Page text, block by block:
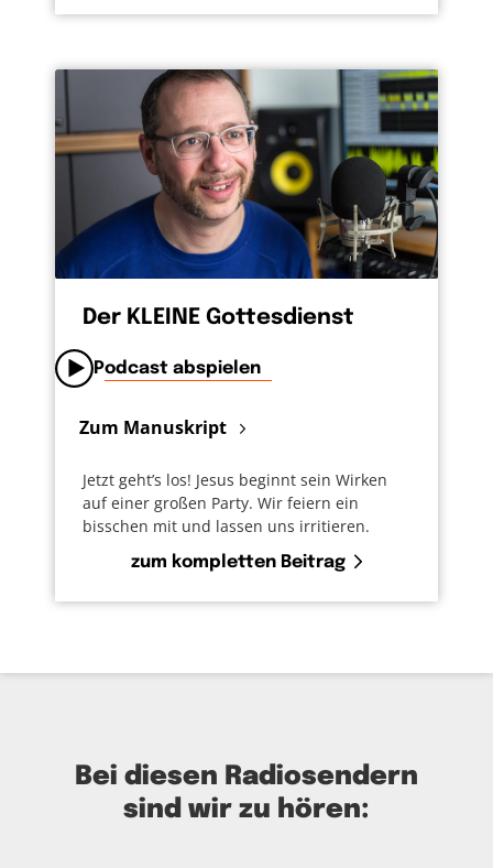
Der KLEINE Gottesdienst
Podcast abspielen
Zum Manuskript
Jetzt geht’s los! Jesus beginnt sein Wirken
auf einer großen Party. Wir feiern ein
bisschen mit und lassen uns irritieren.
zum kompletten Beitrag
Bei diesen Radiosendern
sind wir zu hören: